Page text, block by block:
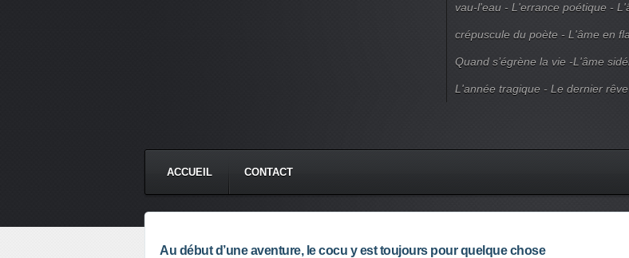
vau-l'eau - L'errance poétique -
crépuscule du poète - L'âme en
Quand s’égrène la vie -L'âme
L'année tragique - Le dernier
ACCUEIL CONTACT
Au début d’une aventure, le cocu y est toujours pour quelque chose